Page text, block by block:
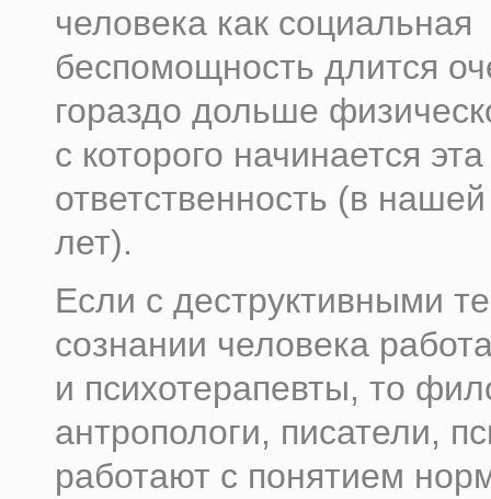
человека как социальная
беспомощность длится
гораздо дольше
с которого начинается эта
ответственность (в
лет).
Если с деструктивными
сознании человека
и психотерапевты, то
антропологи, писатели,
работают с понятием